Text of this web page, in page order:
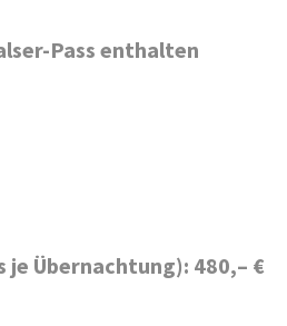
Pass enthalten
Übernachtung): 480,– €